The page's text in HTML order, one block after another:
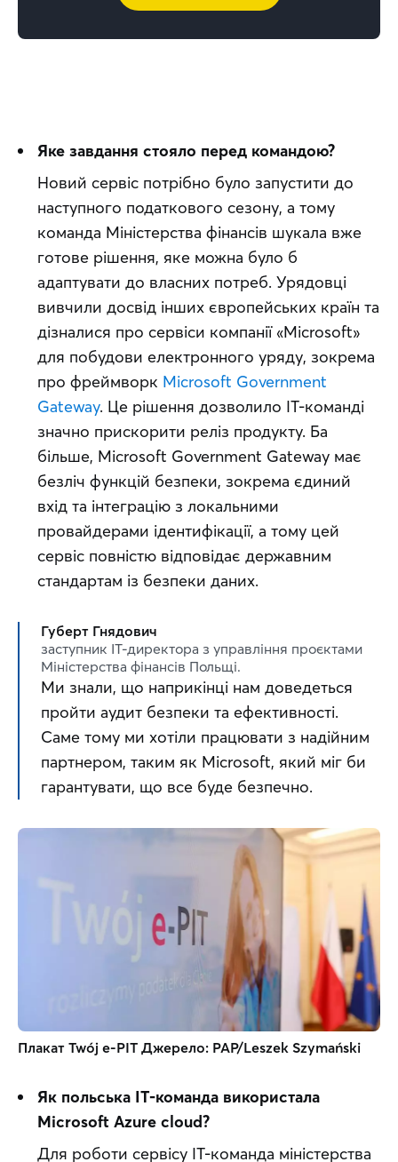
Яке завдання стояло перед командою?
Новий сервіс потрібно було запустити до
наступного податкового сезону, а тому
команда Міністерства фінансів шукала вже
готове рішення, яке можна було б
адаптувати до власних потреб. Урядовці
вивчили досвід інших європейських країн та
дізналися про сервіси компанії «Microsoft»
для побудови електронного уряду, зокрема
про фреймворк Microsoft Government
Gateway. Це рішення дозволило ІТ-команді
значно прискорити реліз продукту. Ба
більше, Microsoft Government Gateway має
безліч функцій безпеки, зокрема єдиний
вхід та інтеграцію з локальними
провайдерами ідентифікації, а тому цей
сервіс повністю відповідає державним
стандартам із безпеки даних.
Губерт Гнядович
заступник ІТ-директора з управління проєктами
Міністерства фінансів Польщі.
Ми знали, що наприкінці нам доведеться
пройти аудит безпеки та ефективності.
Саме тому ми хотіли працювати з надійним
партнером, таким як Microsoft, який міг би
гарантувати, що все буде безпечно.
Плакат Twój e-PIT Джерело: PAP/Leszek Szymański
Як польська ІТ-команда використала
Microsoft Azure cloud?
Для роботи сервісу ІТ-команда міністерства